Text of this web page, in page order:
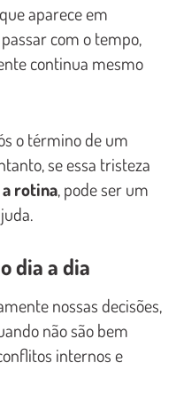
aparece em
com o tempo,
continua mesmo
o término de um
se essa tristeza
rotina, pode ser um
dia a dia
nossas decisões,
não são bem
internos e